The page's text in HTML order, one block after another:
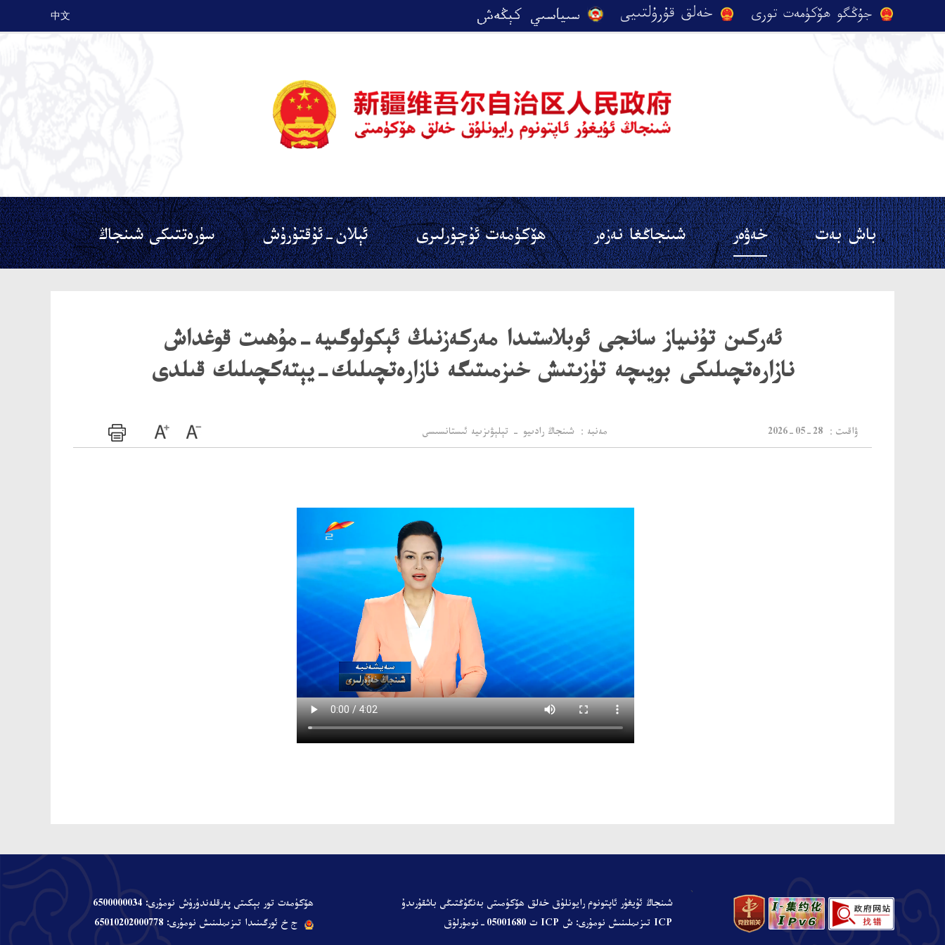
中文
باش بەت خەۋەر شىنجاڭغا نەزەر ھۆكۈمەت ئۇچۇرلىرى ئېلان-ئۇقتۇرۇش سۈرەتتىكى شىنجاڭ
ئەركىن تۇنىياز سانجى ئوبلاستىدا مەركەزنىڭ ئېكولوگىيە-مۇھىت قوغداش
نازارەتچىلىكى بويىچە تۈزىتىش خىزمىتىگە نازارەتچىلىك-يېتەكچىلىك قىلدى
2026-05-28 ：ۋاقىت مەنبە： شىنجاڭ رادىيو - تېلېۋىزىيە ئىستانسىسى
ھۆكۈمەت تور بېكىتى پەرقلەندۈرۈش نومۇرى: 6500000034
ج خ ئورگىنىدا تىزىملىنىش نومۇرى: 65010202000778
شىنجاڭ ئۇيغۇر ئاپتونوم رايونلۇق خەلق ھۆكۈمىتى بەنگۇڭتىڭى باشقۇرىدۇ
ICP تىزىملىنىش نومۇرى: ش ICP ت 05001680-نومۇرلۇق
、